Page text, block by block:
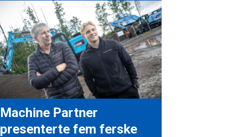
Machine Partner
presenterte fem ferske